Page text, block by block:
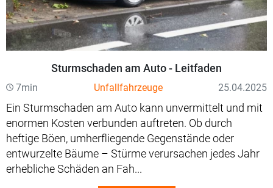
Sturmschaden am Auto - Leitfaden
7min Unfallfahrzeuge 25.04.2025
Ein Sturmschaden am Auto kann unvermittelt und mit
enormen Kosten verbunden auftreten. Ob durch
heftige Böen, umherfliegende Gegenstände oder
entwurzelte Bäume – Stürme verursachen jedes Jahr
erhebliche Schäden an Fah...